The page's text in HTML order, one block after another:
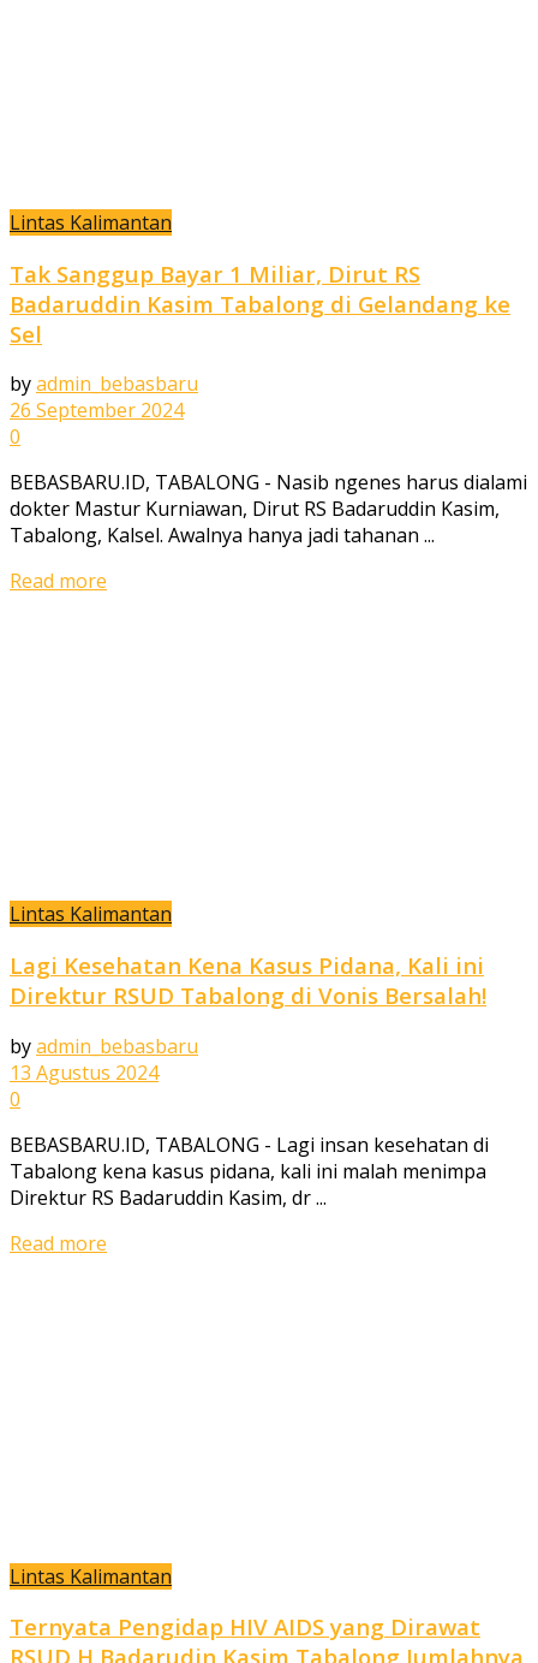
Lintas Kalimantan
Tak Sanggup Bayar 1 Miliar, Dirut RS
Badaruddin Kasim Tabalong di Gelandang ke
Sel
byadmin_bebasbaru
26 September 2024
0
BEBASBARU.ID, TABALONG - Nasib ngenes harus dialami
dokter Mastur Kurniawan, Dirut RS Badaruddin Kasim,
Tabalong, Kalsel. Awalnya hanya jadi tahanan ...
Read more
Lintas Kalimantan
Lagi Kesehatan Kena Kasus Pidana, Kali ini
Direktur RSUD Tabalong di Vonis Bersalah!
byadmin_bebasbaru
13 Agustus 2024
0
BEBASBARU.ID, TABALONG - Lagi insan kesehatan di
Tabalong kena kasus pidana, kali ini malah menimpa
Direktur RS Badaruddin Kasim, dr ...
Read more
Lintas Kalimantan
Ternyata Pengidap HIV AIDS yang Dirawat
RSUD H Badarudin Kasim Tabalong Jumlahnya